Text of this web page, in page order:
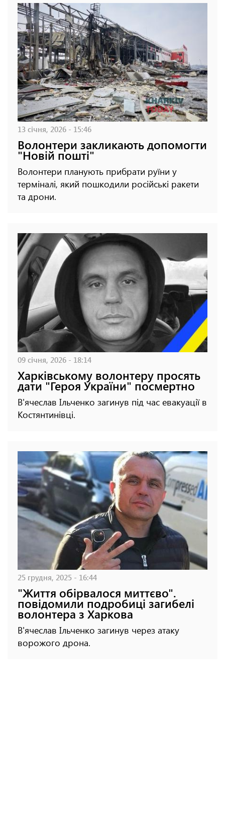
13 січня, 2026 - 15:46
Волонтери закликають допомогти
"Новій пошті"
Волонтери планують прибрати руїни у
терміналі, який пошкодили російські ракети
та дрони.
09 січня, 2026 - 18:14
Харківському волонтеру просять
дати "Героя України" посмертно
В'ячеслав Ільченко загинув під час евакуації в
Костянтинівці.
25 грудня, 2025 - 16:44
"Життя обірвалося миттєво".
повідомили подробиці загибелі
волонтера з Харкова
В'ячеслав Ільченко загинув через атаку
ворожого дрона.